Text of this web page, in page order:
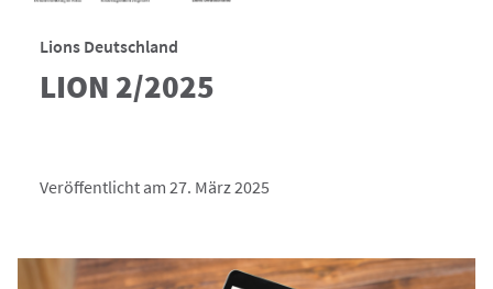
Lions Deutschland
LION 2/2025
Veröffentlicht am 27. März 2025